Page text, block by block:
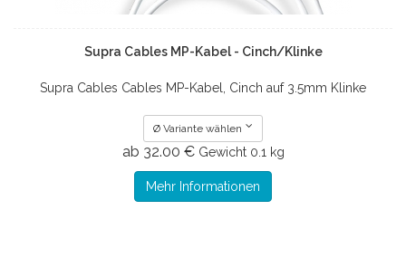
Supra Cables MP-Kabel - Cinch/Klinke
Supra Cables Cables MP-Kabel, Cinch auf 3.5mm Klinke
Ø Variante wählen
ab 32.00 € Gewicht 0.1 kg
Mehr Informationen